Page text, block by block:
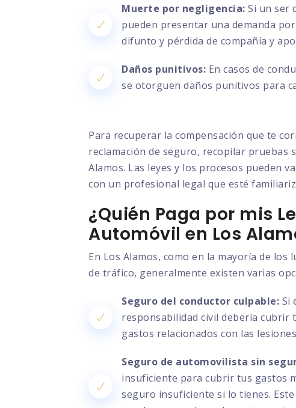
Muerte por negligencia: Si un ser
pueden presentar una demanda
difunto y pérdida de compañía y
Daños punitivos: En casos de
se otorguen daños punitivos para
Para recuperar la compensación que te
reclamación de seguro, recopilar pruebas
Alamos. Las leyes y los procesos pueden
con un profesional legal que esté
¿Quién Paga por mis
Automóvil en Los
En Los Alamos, como en la mayoría de
de tráfico, generalmente existen varias
Seguro del conductor culpable: Si
responsabilidad civil debería cubrir
gastos relacionados con las
Seguro de automovilista sin
insuficiente para cubrir tus gastos
seguro insuficiente si lo tienes.